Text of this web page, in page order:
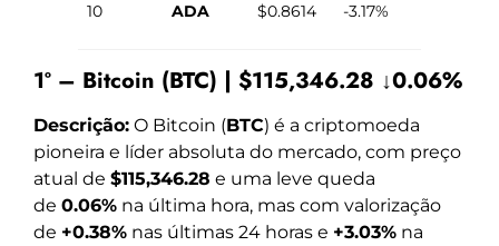
10
ADA $0.8614 -3.17%
1º – Bitcoin (BTC) | $115,346.28 ↓0.06%
Descrição: O Bitcoin (BTC) é a criptomoeda
pioneira e líder absoluta do mercado, com preço
atual de $115,346.28 e uma leve queda
de 0.06% na última hora, mas com valorização
de +0.38% nas últimas 24 horas e +3.03% na